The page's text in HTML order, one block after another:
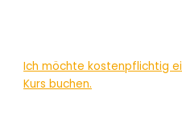
Ich möchte kostenpflichtig
Kurs buchen.